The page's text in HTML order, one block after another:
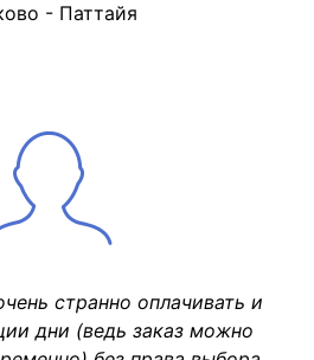
- Паттайя
странно оплачивать и
дни (ведь заказ можно